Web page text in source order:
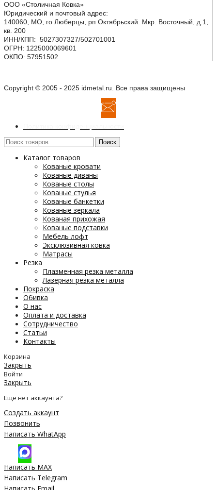
ООО «Столичная Ковка»
Юридический и почтовый адрес:
140060, МО, го Люберцы, рп Октябрьский. Мкр. Восточный, д.1,
кв. 200
ИНН/КПП: 5027307327/502701001
ОГРН: 1225000069601
ОКПО: 57951502
Copyright © 2005 - 2025 idmetal.ru. Все права защищены
Поиск
Каталог товаров
Кованые кровати
Кованые диваны
Кованые столы
Кованые стулья
Кованые банкетки
Кованые зеркала
Кованая прихожая
Кованые подставки
Мебель лофт
Эксклюзивная ковка
Матрасы
Резка
Плазменная резка металла
Лазерная резка металла
Покраска
Обивка
О нас
Оплата и доставка
Сотрудничество
Статьи
Контакты
Корзина
Закрыть
Войти
Закрыть
Еще нет аккаунта?
Создать аккаунт
Позвонить
Написать WhatApp
Написать MAX
Написать Telegram